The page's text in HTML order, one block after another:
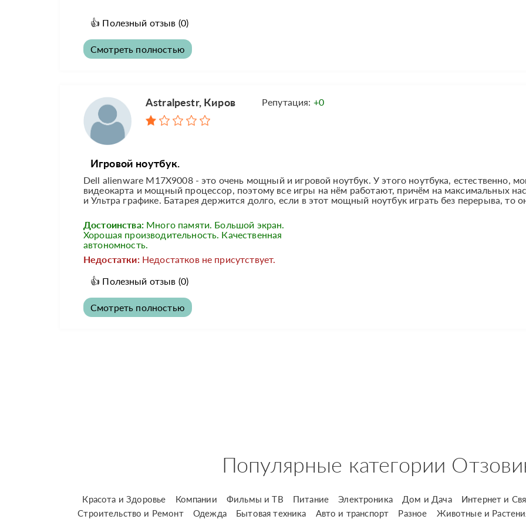
👍 Полезный отзыв (0)
Смотреть полностью
Astralpestr, Киров Репутация: +0
Игровой ноутбук.
Dell alienware M17X9008 - это очень мощный и игровой ноутбук. У этого ноутбука, естественно,
видеокарта и мощный процессор, поэтому все игры на нём работают, причём на максимальных
и Ультра графике. Батарея держится долго, если в этот мощный ноутбук играть без перерыва, то
Достоинства: Много памяти. Большой экран.
Хорошая производительность. Качественная
автономность.
Недостатки: Недостатков не присутствует.
👍 Полезный отзыв (0)
Смотреть полностью
Популярные категории
Красота и Здоровье Компании Фильмы и ТВ Питание Электроника Дом и Дача Интернет и
Строительство и Ремонт
Одежда Бытовая техника Авто и транспорт Разное Животные и